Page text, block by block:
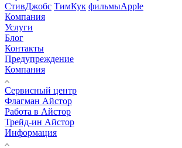
СтивДжобс ТимКук фильмыApple
Компания
Услуги
Блог
Контакты
Предупреждение
Компания
Сервисный центр
Флагман Айстор
Работа в Айстор
Трейд-ин Айстор
Информация